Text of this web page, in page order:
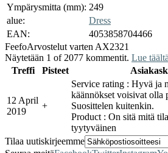
Ympärysmitta (mm): 249
alue:
Dress
EAN:
4053858704466
FeefoArvostelut varten AX2321
Näytetään 1 of 2077 kommentit. Lue
Treffi
Pisteet
12 April
2019
+
Service rating : Hyvä ja
käännökset voisivat olla
Suosittelen kuitenkin.
Product : On sitä mitä
tyytyväinen
Tilaa uutiskirjeemme